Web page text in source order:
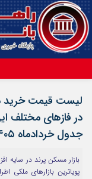
آپارات
در فازهای مختلف
جدول خردادماه ۱۴۰۵
بازار مسکن پرند در سایه
پویاترین بازارهای ملکی